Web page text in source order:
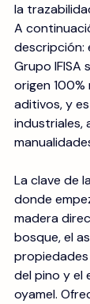
la
A
descripción:
Grupo IFISA
origen 100%
aditivos, y
industriales,
La clave de
donde
madera
bosque, el
del pino y el
oyamel.